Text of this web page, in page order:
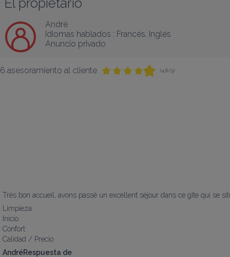
El propietario
André
Idiomas hablados : Francés, Inglés
Anuncio privado
6 asesoramiento al cliente (4,8/5)
Très bon accueil, avons passé un excellent séjour dans ce gîte qui se
Limpieza
Inicio
Confort
Calidad / Precio
AndréRespuesta de